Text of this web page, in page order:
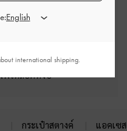
ยนสินค้า
วันที่สั่งซื้อ*
กระเป๋าสตางค์ แอคเซ
international shipping.